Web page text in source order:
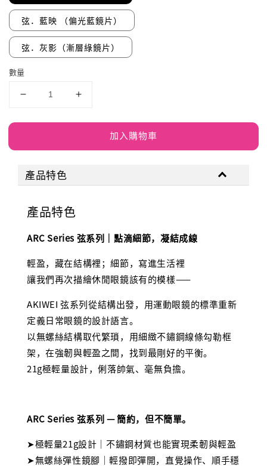
弦．藍映 （偏光藍鏡片）
弦．灰影（漸層綠鏡片）
數量
加入購物車
產品特色
產品特色
ARC Series 弦系列｜點滴細節，凝結成線
輕盈，藏在結構裡；細節，寫進生活裡
讓我們再次描繪休閒眼鏡該有的模樣——
AKIWEI 弦系列從結構出發，用運動眼鏡的標準重新
定義日常眼鏡的設計語言。
以無螺絲結構取代繁瑣，用細緻不鏽鋼線條勾勒框
架，在強韌與輕盈之間，找到最剛好的平衡。
21g極輕量設計，俐落帥氣、毫無負擔。
ARC Series 弦系列— 簡約，但不簡單。
➤極輕量21g設計｜不鏽鋼材質也能實現柔韌與輕盈
➤無螺絲彈性鏡腳｜輕撥即彈開，直覺操作、順手穩